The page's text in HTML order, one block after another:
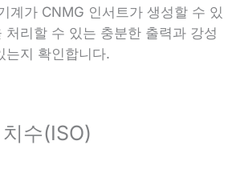
계가 CNMG 인서트가 생성할 수 있
처리할 수 있는 충분한 출력과 강성
는지 확인합니다.
수(ISO)